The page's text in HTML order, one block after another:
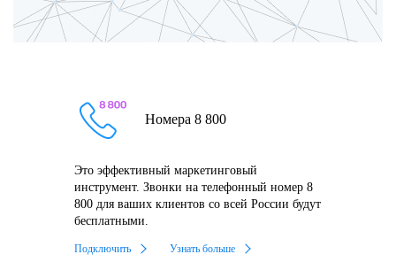
Номера 8 800
Это эффективный маркетинговый
инструмент. Звонки на телефонный номер 8
800 для ваших клиентов со всей России будут
бесплатными.
Подключить Узнать больше